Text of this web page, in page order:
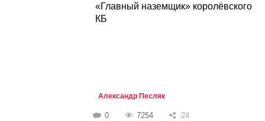
«Главный наземщик» королёвского
КБ
Александр Песляк
0 7254 24